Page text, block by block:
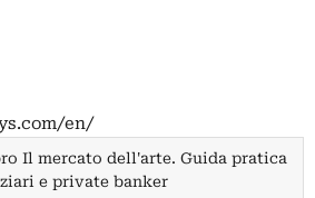
en/
Il mercato dell'arte. Guida pratica
e private banker